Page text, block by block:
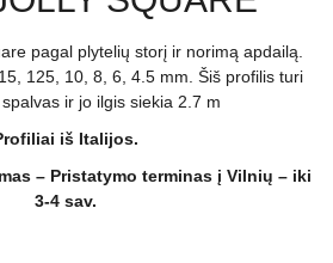
pagal plytelių storį ir norimą apdailą.
125, 10, 8, 6, 4.5 mm. Šiš profilis turi
ir jo ilgis siekia 2.7 m
iš Italijos.
– Pristatymo terminas į Vilnių – iki
3-4 sav.